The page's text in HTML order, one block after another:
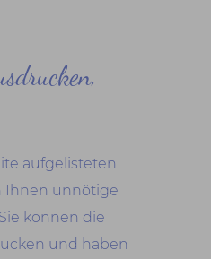
aufgelisteten
Ihnen unnötige
können die
und haben